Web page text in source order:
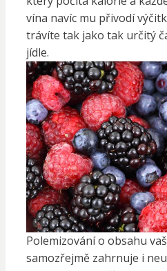
vína navíc mu přivodí
trávíte tak jako tak určitý
jídle.
Polemizování o obsahu
samozřejmě zahrnuje i